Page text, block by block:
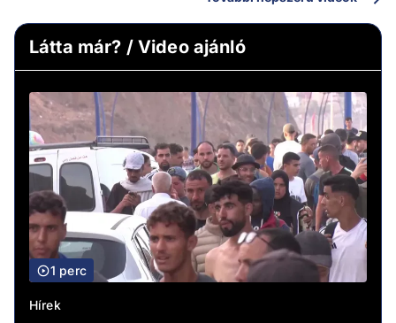
Látta már? / Video ajánló
1 perc
Hírek